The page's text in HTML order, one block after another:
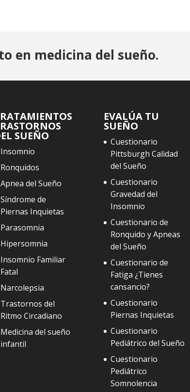
en medicina del sueño.
SUEÑO
Insomnio
Ronquidos
Apnea del Sueño
Síndrome de
Piernas Inquietas
Parasomnia
Hipersomnia
Insomnio Familiar
Fatal
Narcolepsia
Trastornos del
Ritmo Circadiano
Medicina del sueño
infantil
EVALÚA TU
SUEÑO
Cuestionario
Pittsburgh Calidad
del Sueño
Cuestionario
Gravedad del
Insomnio
Cuestionario de
Ronquido y Apneas
del Sueño
Cuestionario de
Fatiga ¿Tienes
cansancio?
Cuestionario
Piernas Inquietas
Cuestionario
Pediátrico del Sueño
Cuestionario
Pediátrico
Somnolencia